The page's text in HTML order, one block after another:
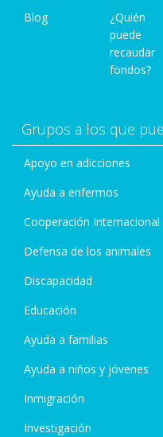
Blog
¿Quién
puede
recaudar
fondos?
Grupos a los que
Apoyo en adicciones
Ayuda a enfermos
Cooperación Internacional
Defensa de los animales
Discapacidad
Educación
Ayuda a familias
Ayuda a niños y jóvenes
Inmigración
Investigación